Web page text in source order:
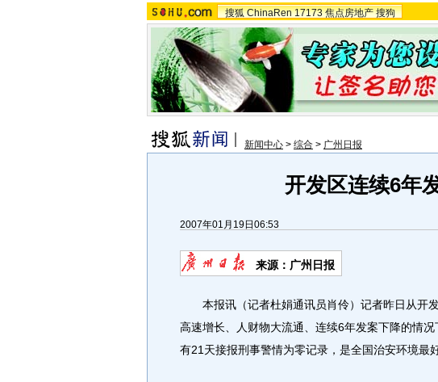
搜狐 ChinaRen 17173 焦点房地产 搜狗
新闻中心 > 综合 > 广州日报
开发区连续6年
2007年01月19日06:53
来源：广州日报
本报讯（记者杜娟通讯员肖伶）记者昨日从开
高速增长、人财物大流通、连续6年发案下降的情
有21天接报刑事警情为零记录，是全国治安环境最